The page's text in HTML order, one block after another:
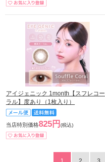
アイジェニック 1month【スフレコー
ラル】度あり（1枚入り）
当店特別価格825円 (税込)